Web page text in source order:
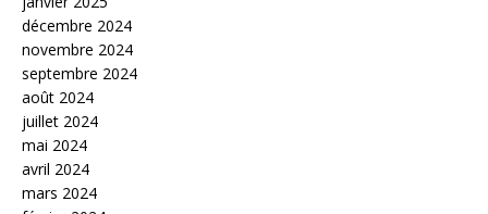
décembre 2024
novembre 2024
septembre 2024
août 2024
juillet 2024
mai 2024
avril 2024
mars 2024